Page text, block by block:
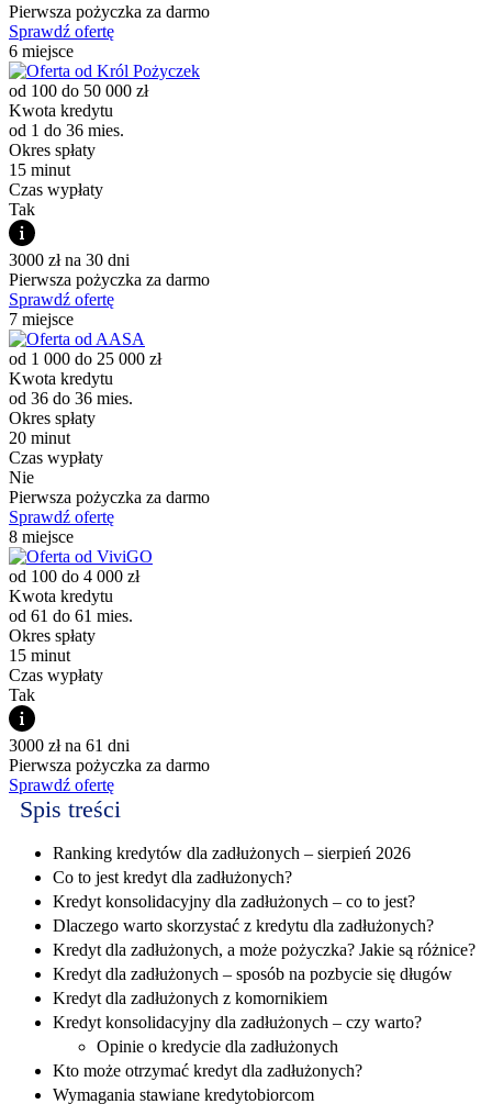
Pierwsza pożyczka za darmo
Sprawdź ofertę
6 miejsce
od 100 do 50 000 zł
Kwota kredytu
od 1 do 36 mies.
Okres spłaty
15 minut
Czas wypłaty
Tak
3000 zł na 30 dni
Pierwsza pożyczka za darmo
Sprawdź ofertę
7 miejsce
od 1 000 do 25 000 zł
Kwota kredytu
od 36 do 36 mies.
Okres spłaty
20 minut
Czas wypłaty
Nie
Pierwsza pożyczka za darmo
Sprawdź ofertę
8 miejsce
od 100 do 4 000 zł
Kwota kredytu
od 61 do 61 mies.
Okres spłaty
15 minut
Czas wypłaty
Tak
3000 zł na 61 dni
Pierwsza pożyczka za darmo
Sprawdź ofertę
Spis treści
Ranking kredytów dla zadłużonych – sierpień 2026
Co to jest kredyt dla zadłużonych?
Kredyt konsolidacyjny dla zadłużonych – co to jest?
Dlaczego warto skorzystać z kredytu dla zadłużonych?
Kredyt dla zadłużonych, a może pożyczka? Jakie są różnice?
Kredyt dla zadłużonych – sposób na pozbycie się długów
Kredyt dla zadłużonych z komornikiem
Kredyt konsolidacyjny dla zadłużonych – czy warto?
Opinie o kredycie dla zadłużonych
Kto może otrzymać kredyt dla zadłużonych?
Wymagania stawiane kredytobiorcom